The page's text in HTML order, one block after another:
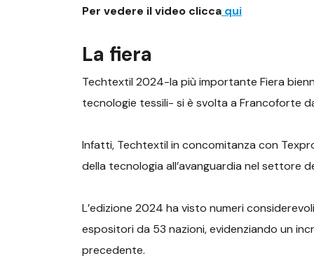
Per vedere il video clicca qui
La fiera
Techtextil 2024-la più importante Fiera
tecnologie tessili- si è svolta a Francoforte
Infatti, Techtextil in concomitanza con
della tecnologia all’avanguardia nel settore
L’edizione 2024 ha visto numeri
espositori da 53 nazioni, evidenziando un
precedente.